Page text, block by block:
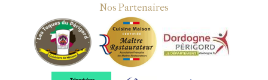
Nos Partenaires